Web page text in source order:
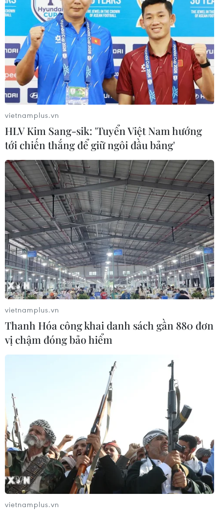
vietnamplus.vn
HLV Kim Sang-sik: 'Tuyển Việt Nam hướng
tới chiến thắng để giữ ngôi đầu bảng'
vietnamplus.vn
Thanh Hóa công khai danh sách gần 880 đơn
vị chậm đóng bảo hiểm
vietnamplus.vn